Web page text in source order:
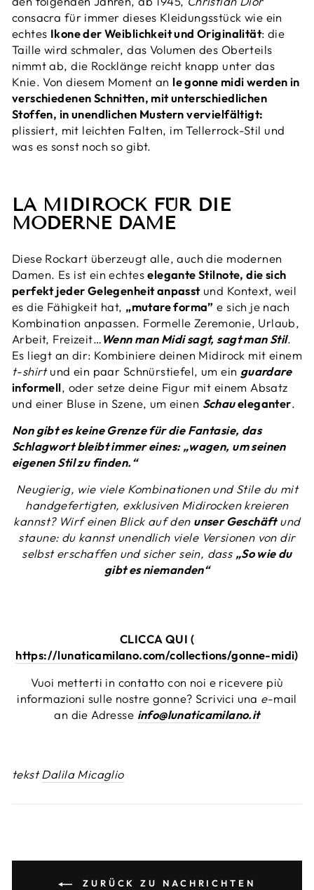
consacra für immer dieses Kleidungsstück wie ein
echtes Ikone der Weiblichkeit und Originalität: die
Taille wird schmaler, das Volumen des Oberteils
nimmt ab, die Rocklänge reicht knapp unter das
Knie. Von diesem Moment an le gonne midi werden in
verschiedenen Schnitten, mit unterschiedlichen
Stoffen, in unendlichen Mustern vervielfältigt:
plissiert, mit leichten Falten, im Tellerrock-Stil und
was es sonst noch so gibt.
LA MIDIROCK FÜR DIE
MODERNE DAME
Diese Rockart überzeugt alle, auch die modernen
Damen. Es ist ein echteselegante Stilnote, die sich
perfekt jeder Gelegenheit anpasstund Kontext, weil
es die Fähigkeit hat, „mutare forma” e sich je nach
Kombination anpassen. Formelle Zeremonie, Urlaub,
Arbeit, Freizeit…Wenn man Midi sagt, sagt man Stil.
Es liegt an dir: Kombiniere deinen Midirock mit einem
t-shirtund ein paar Schnürstiefel, um ein guardare
informell, oder setze deine Figur mit einem Absatz
und einer Bluse in Szene, um einen Schaueleganter.
Non gibt es keine Grenze für die Fantasie, das
Schlagwort bleibt immer eines: „wagen, um seinen
eigenen Stil zu finden.“
Neugierig, wie viele Kombinationen und Stile du mit
handgefertigten, exklusiven Midirocken kreieren
kannst? Wirf einen Blick auf den unser Geschäftund
staune: du kannst unendlich viele Versionen von dir
selbst erschaffen und sicher sein, dass „So wie du
gibt es niemanden“
CLICCA QUI (
https://lunaticamilano.com/collections/gonne-midi)
Vuoi metterti in contatto con noi e ricevere più
informazioni sulle nostre gonne? Scrivici una e-mail
an die Adresse info@lunaticamilano.it
tekstDalila Micaglio
ZURÜCK ZU NACHRICHTEN